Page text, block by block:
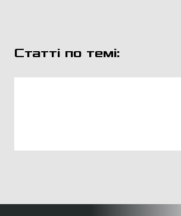
Статті по темі: